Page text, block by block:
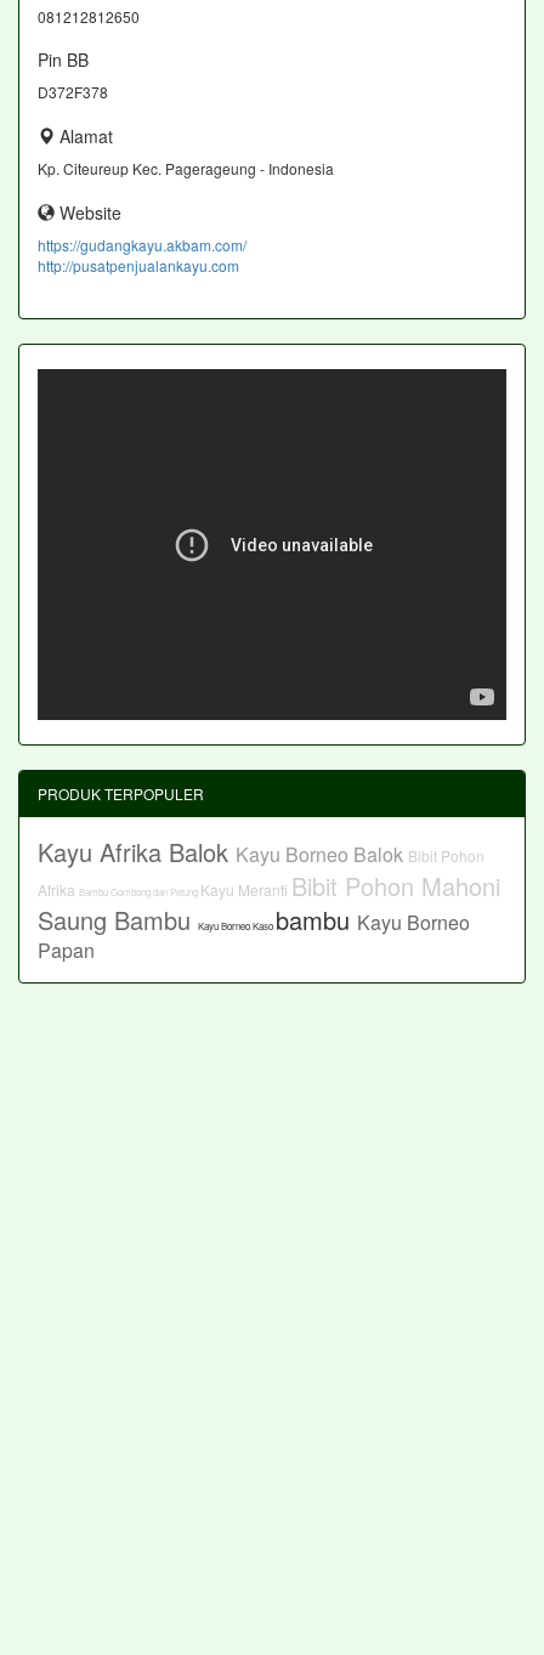
081212812650
Pin BB
D372F378
Alamat
Kp. Citeureup Kec. Pagerageung - Indonesia
Website
https://gudangkayu.akbam.com/
http://pusatpenjualankayu.com
PRODUK TERPOPULER
Kayu Afrika Balok Kayu Borneo Balok Bibit Pohon
Afrika Bambu Gombong dan Petung Kayu Meranti Bibit Pohon Mahoni
Saung Bambu
Kayu Borneo Kaso bambu Kayu Borneo
Papan